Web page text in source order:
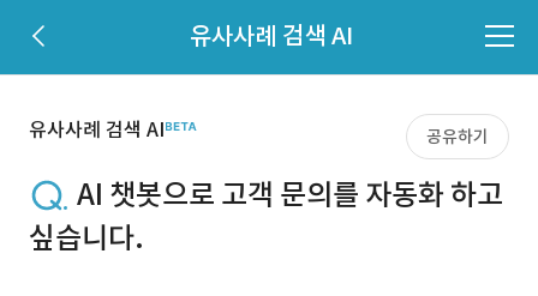
유사사례 검색 AI
유사사례 검색 AI 공유하기
AI 챗봇으로 고객 문의를 자동화 하고
싶습니다.